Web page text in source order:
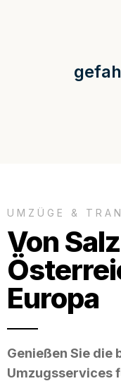
UMZÜGE &
Von
Europa
Genießen Sie die
Umzugsservices